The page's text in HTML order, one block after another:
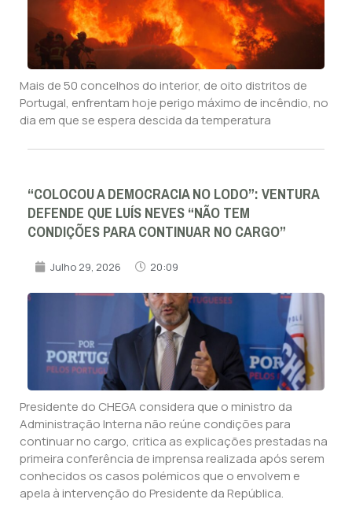
Mais de 50 concelhos do interior, de oito distritos de
Portugal, enfrentam hoje perigo máximo de incêndio, no
dia em que se espera descida da temperatura
“COLOCOU A DEMOCRACIA NO LODO”: VENTURA
DEFENDE QUE LUÍS NEVES “NÃO TEM
CONDIÇÕES PARA CONTINUAR NO CARGO”
Julho 29, 2026 20:09
Presidente do CHEGA considera que o ministro da
Administração Interna não reúne condições para
continuar no cargo, critica as explicações prestadas na
primeira conferência de imprensa realizada após serem
conhecidos os casos polémicos que o envolvem e
apela à intervenção do Presidente da República.